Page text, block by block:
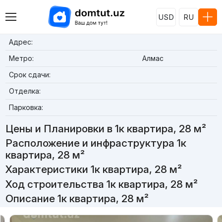
USD RU
Адрес:
Метро:
Алмас
Срок сдачи:
Отделка:
Парковка:
Цены и Планировки в 1к квартира, 28 м²
Расположение и инфраструктура 1к
квартира, 28 м²
Характеристики 1к квартира, 28 м²
Ход строительства 1к квартира, 28 м²
Описание 1к квартира, 28 м²